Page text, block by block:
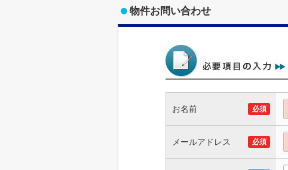
物件お問い合わせ
お名前 必須
メールアドレス 必須